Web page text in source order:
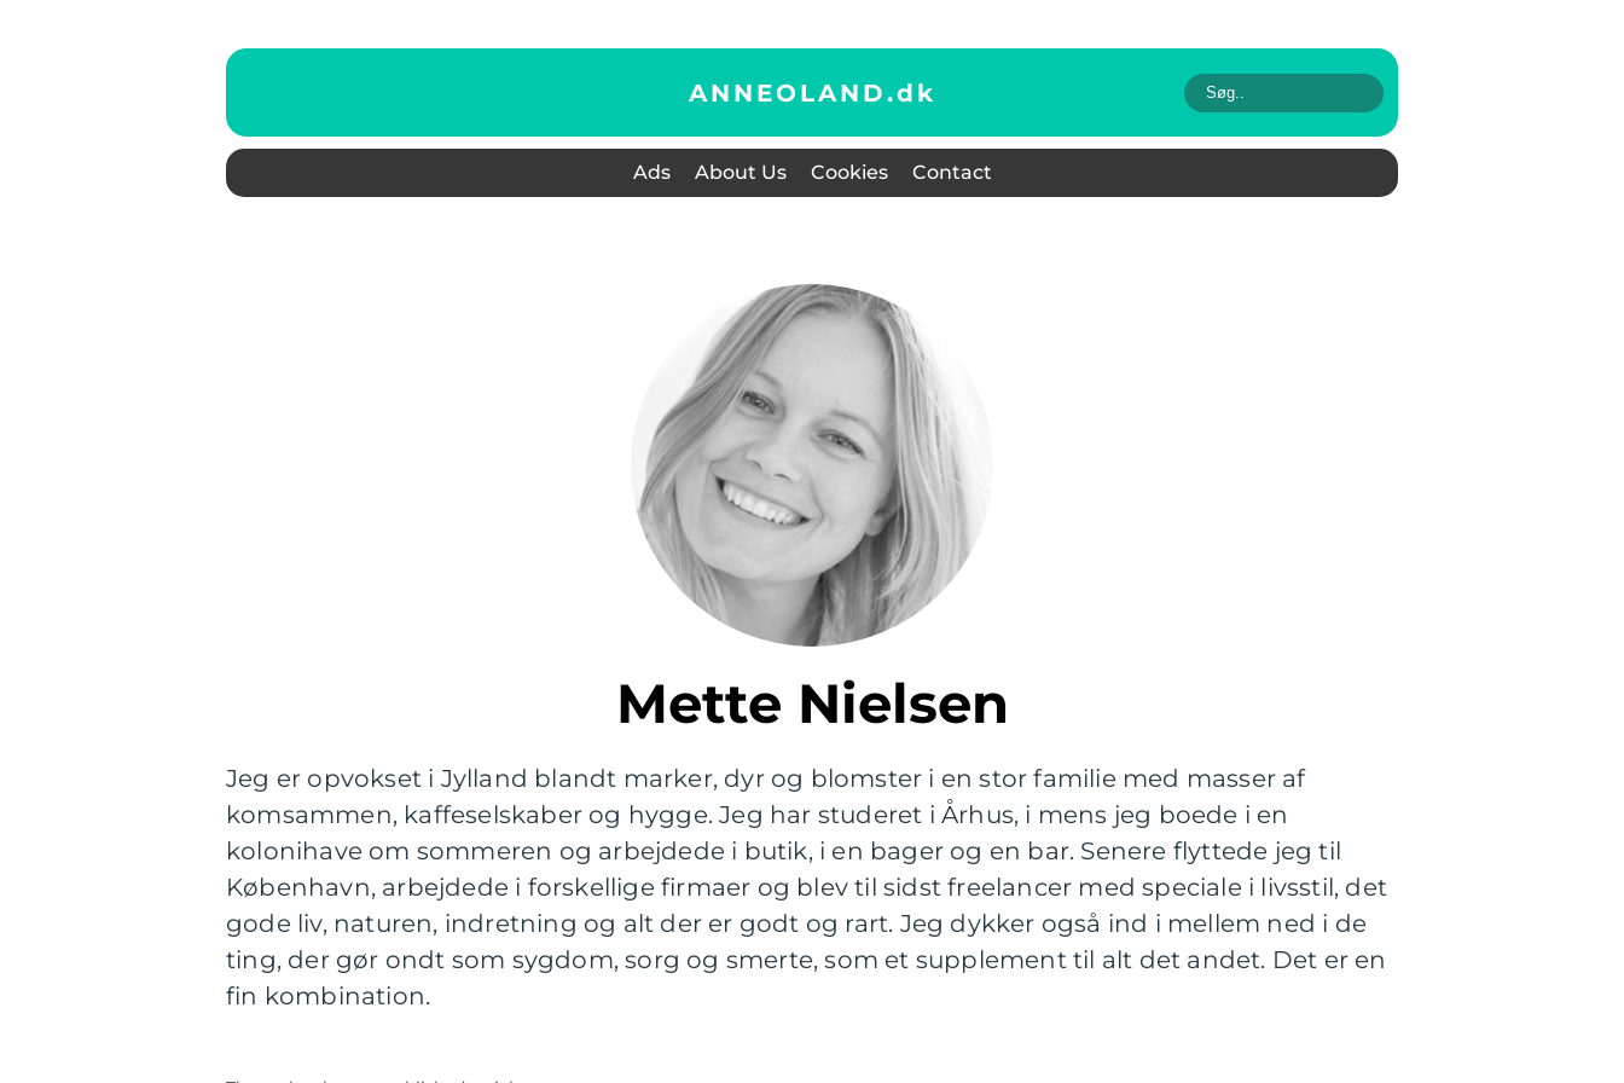
ANNEOLAND.dk
Ads About Us Cookies Contact
Mette Nielsen
Jeg er opvokset i Jylland blandt marker, dyr og blomster i en stor familie med masser af
komsammen, kaffeselskaber og hygge. Jeg har studeret i Århus, i mens jeg boede i en
kolonihave om sommeren og arbejdede i butik, i en bager og en bar. Senere flyttede jeg til
København, arbejdede i forskellige firmaer og blev til sidst freelancer med speciale i livsstil, det
gode liv, naturen, indretning og alt der er godt og rart. Jeg dykker også ind i mellem ned i de
ting, der gør ondt som sygdom, sorg og smerte, som et supplement til alt det andet. Det er en
fin kombination.